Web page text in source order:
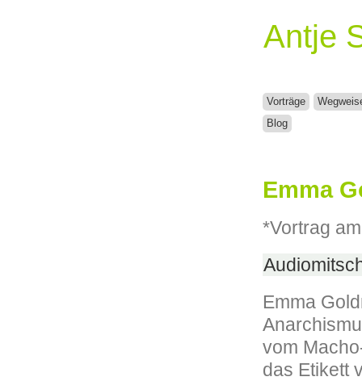
Antje
Vorträge
Blog
Emma
*Vortrag
Emma
vom
das Etikett